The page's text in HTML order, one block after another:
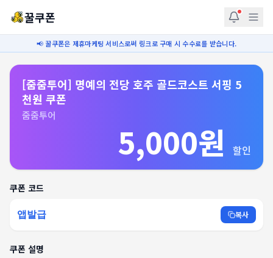
꿀쿠폰
📢 꿀쿠폰은 제휴마케팅 서비스로써 링크로 구매 시 수수료를 받습니다.
[줌줌투어] 명예의 전당 호주 골드코스트 서핑 5
천원 쿠폰
줌줌투어
5,000원 할인
쿠폰 코드
앱발급 복사
쿠폰 설명